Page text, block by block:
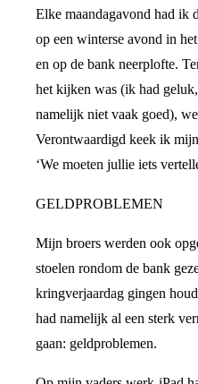
Elke maandagavond had ik
op een winterse avond in
en op de bank neerplofte.
het kijken was (ik had
namelijk niet vaak goed),
Verontwaardigd keek ik
‘We moeten jullie iets
GELDPROBLEMEN
Mijn broers werden ook
stoelen rondom de bank
kringverjaardag gingen
had namelijk al een sterk
gaan: geldproblemen.